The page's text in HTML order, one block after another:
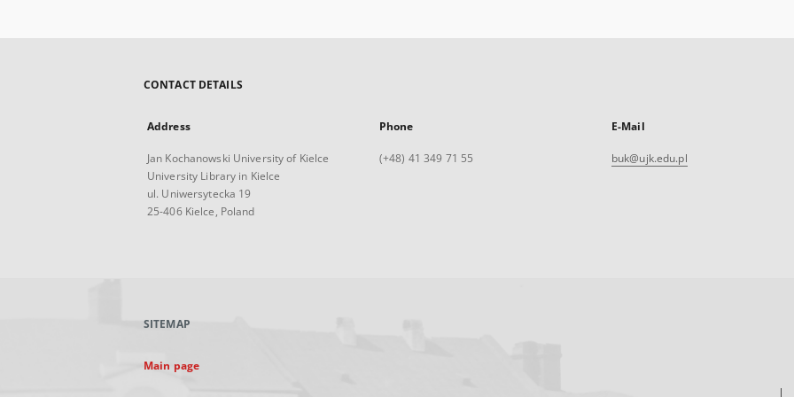
CONTACT DETAILS
Address
Jan Kochanowski University of Kielce
University Library in Kielce
ul. Uniwersytecka 19
25-406 Kielce, Poland
Phone
(+48) 41 349 71 55
E-Mail
buk@ujk.edu.pl
SITEMAP
Main page